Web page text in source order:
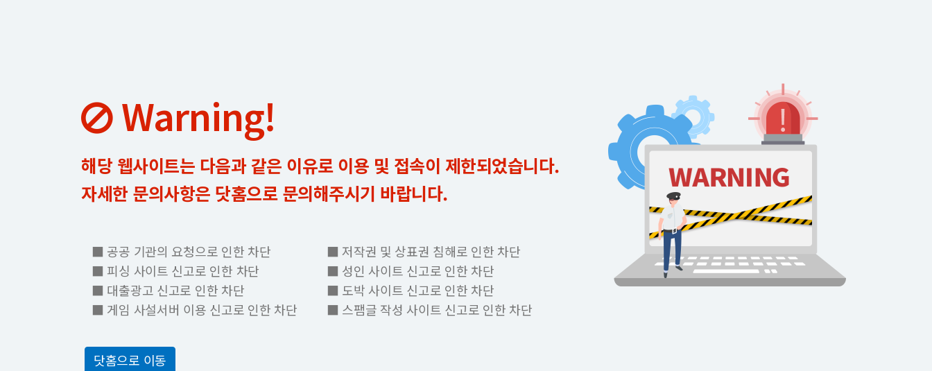
Warning!
해당 웹사이트는 다음과 같은 이유로 이용 및 접속이 제한되었습니다.
자세한 문의사항은 닷홈으로 문의해주시기 바랍니다.
■ 공공 기관의 요청으로 인한 차단
■ 피싱 사이트 신고로 인한 차단
■ 대출광고 신고로 인한 차단
■ 게임 사설서버 이용 신고로 인한 차단
■ 저작권 및 상표권 침해로 인한 차단
■ 성인 사이트 신고로 인한 차단
■ 도박 사이트 신고로 인한 차단
■ 스팸글 작성 사이트 신고로 인한 차단
닷홈으로 이동